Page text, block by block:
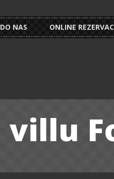
NAS ONLINE
villu